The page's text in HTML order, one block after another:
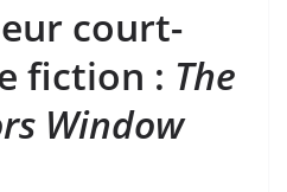
court-
fiction : The
Window